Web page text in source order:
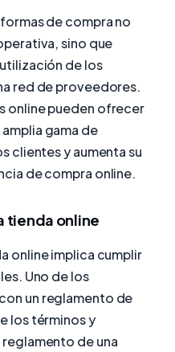
de compra no
sino que
de los
red de proveedores.
online pueden ofrecer
gama de
clientes y aumenta su
de compra online.
tienda online
online implica cumplir
Uno de los
un reglamento de
los términos y
de una